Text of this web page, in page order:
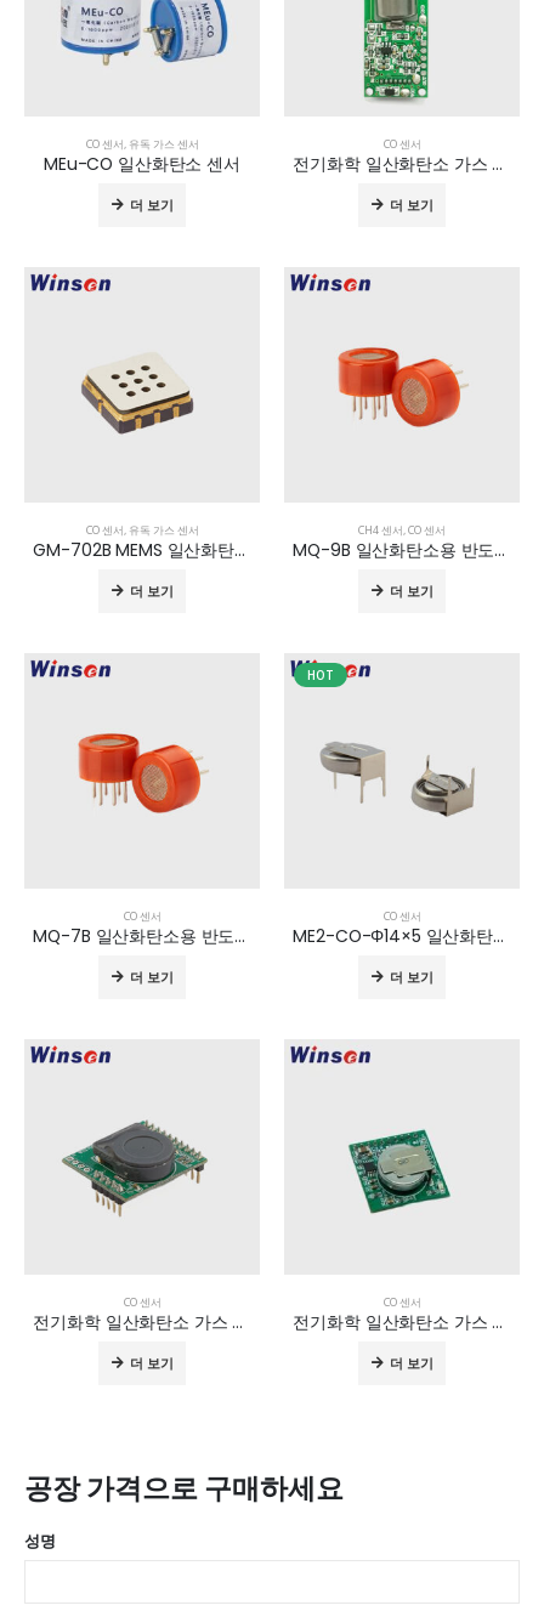
CO 센서, 유독 가스 센서
MEu-CO 일산화탄소 센서
더 보기
CO 센서
전기화학 일산화탄소 가스 모듈 ZE16-CO
더 보기
CO 센서, 유독 가스 센서
GM-702B MEMS 일산화탄소 가스 센서
더 보기
CH4 센서,CO 센서
MQ-9B 일산화탄소용 반도체 센서
더 보기
CO 센서
MQ-7B 일산화탄소용 반도체 센서
더 보기
HOT
CO 센서
ME2-CO-Φ14×5 일산화탄소 가스 센서
더 보기
CO 센서
전기화학 일산화탄소 가스 모듈 ZE18-CO
더 보기
CO 센서
전기화학 일산화탄소 가스 센서 모듈 ZE730-CO
더 보기
공장 가격으로 구매하세요
성명